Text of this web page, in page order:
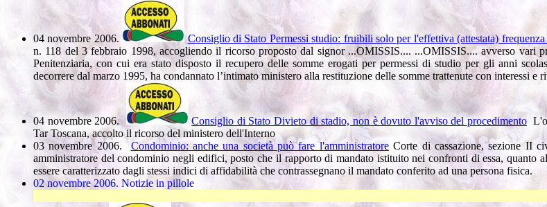
04 novembre 2006. Consiglio di Stato Permessi studio: fruibili solo per l'effettiva (attestata) frequenza
n. 118 del 3 febbraio 1998, accogliendo il ricorso proposto dal signor ...OMISSIS.... ...OMISSIS.... avverso
Penitenziaria, con cui era stato disposto il recupero delle somme erogati per permessi di studio per gli anni
decorrere dal marzo 1995, ha condannato l’intimato ministero alla restituzione delle somme trattenute con interessi e
04 novembre 2006. Consiglio di Stato Divieto di stadio, non è dovuto l'avviso del procedimento
Tar Toscana, accolto il ricorso del ministero dell'Interno
03 novembre 2006.Condominio: anche una società può fare l'amministratoreCorte di cassazione, sezione II
amministratore del condominio negli edifici, posto che il rapporto di mandato istituito nei confronti di essa, quanto
essere caratterizzato dagli stessi indici di affidabilità che contrassegnano il mandato conferito ad una persona fisica.
02 novembre 2006. Notizie in pillole